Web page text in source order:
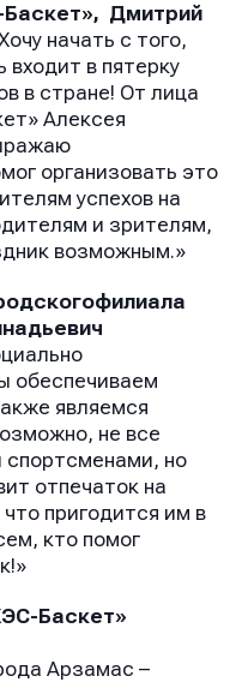
Баскет», Дмитрий
начать с того,
в пятерку
в стране! От лица
Алексея
организовать это
успехов на
и зрителям,
возможным.»
обеспечиваем
являемся
не все
спортсменами, но
отпечаток на
пригодится им в
кто помог
Баскет»
Арзамас –